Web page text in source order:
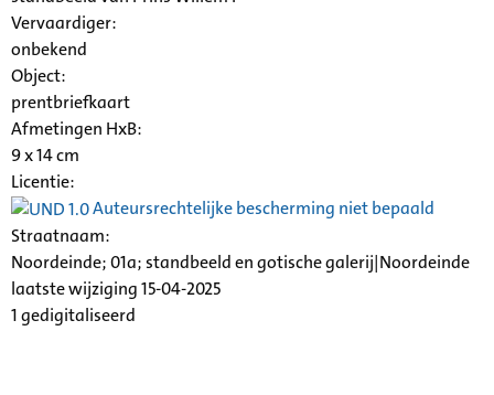
Vervaardiger:
onbekend
Object:
prentbriefkaart
Afmetingen HxB:
9 x 14 cm
Licentie:
Auteursrechtelijke bescherming niet bepaald
Straatnaam:
Noordeinde; 01a; standbeeld en gotische galerij|Noordeinde
laatste wijziging 15-04-2025
1 gedigitaliseerd